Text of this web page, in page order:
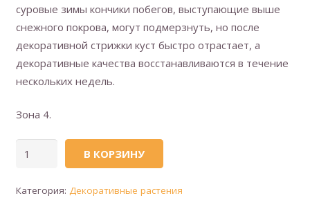
суровые зимы кончики побегов, выступающие выше
снежного покрова, могут подмерзнуть, но после
декоративной стрижки куст быстро отрастает, а
декоративные качества восстанавливаются в течение
нескольких недель.
Зона 4.
В КОРЗИНУ
Категория: Декоративные растения